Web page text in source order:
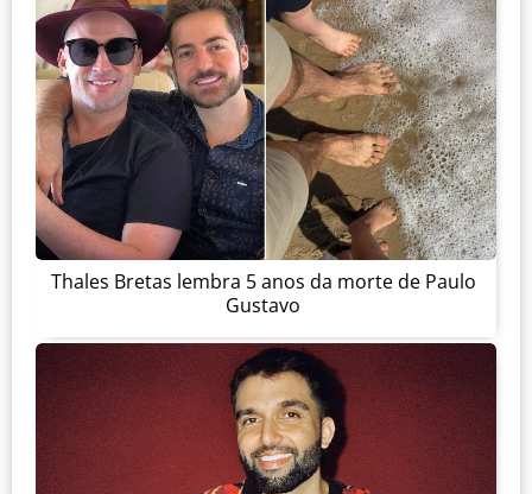
Thales Bretas lembra 5 anos da morte de Paulo
Gustavo